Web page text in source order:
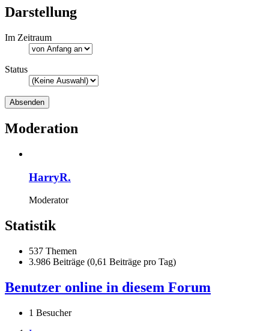
Darstellung
Im Zeitraum
Status
Moderation
HarryR.
Moderator
Statistik
537 Themen
3.986 Beiträge (0,61 Beiträge pro Tag)
Benutzer online in diesem Forum
1 Besucher